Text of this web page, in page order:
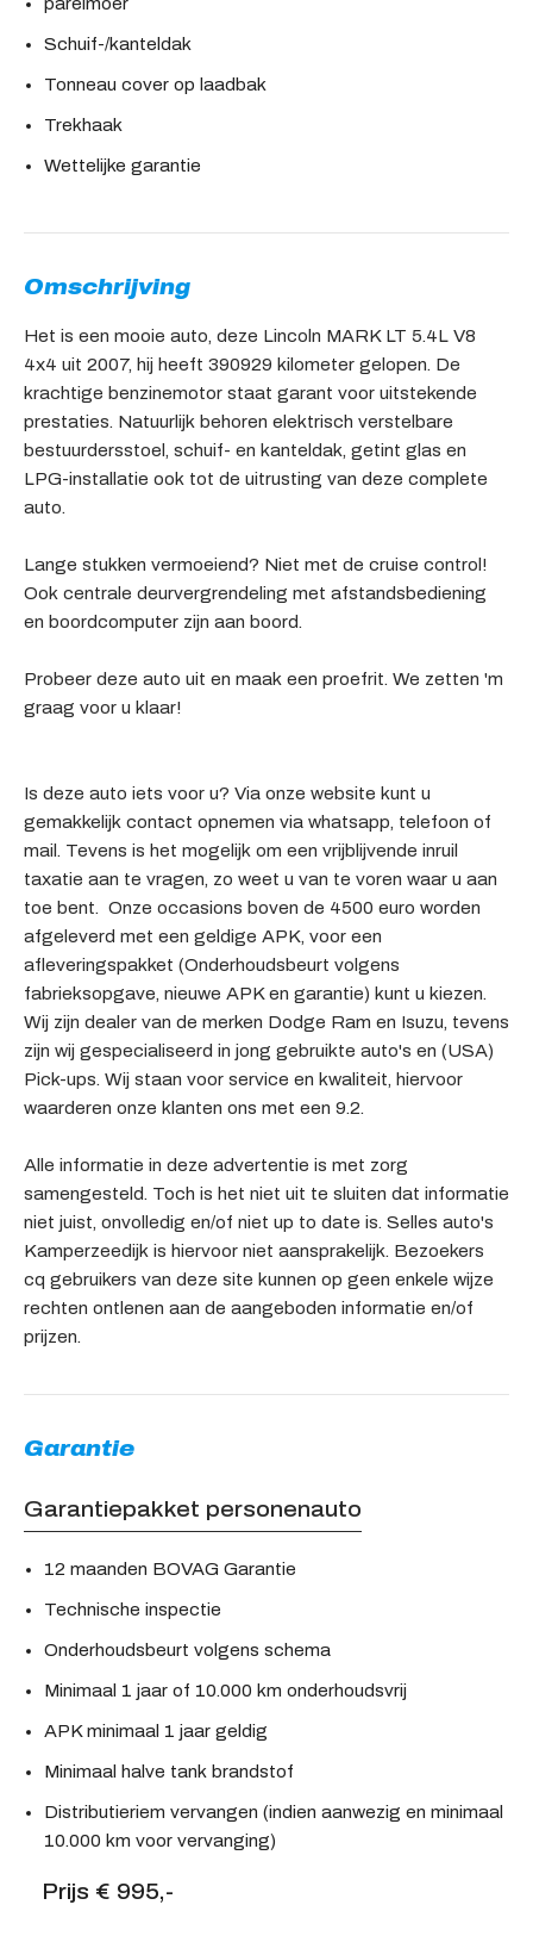
parelmoer
Schuif-/kanteldak
Tonneau cover op laadbak
Trekhaak
Wettelijke garantie
Omschrijving
Het is een mooie auto, deze Lincoln MARK LT 5.4L V8
4x4 uit 2007, hij heeft 390929 kilometer gelopen. De
krachtige benzinemotor staat garant voor uitstekende
prestaties. Natuurlijk behoren elektrisch verstelbare
bestuurdersstoel, schuif- en kanteldak, getint glas en
LPG-installatie ook tot de uitrusting van deze complete
auto.
Lange stukken vermoeiend? Niet met de cruise control!
Ook centrale deurvergrendeling met afstandsbediening
en boordcomputer zijn aan boord.
Probeer deze auto uit en maak een proefrit. We zetten 'm
graag voor u klaar!
Is deze auto iets voor u? Via onze website kunt u
gemakkelijk contact opnemen via whatsapp, telefoon of
mail. Tevens is het mogelijk om een vrijblijvende inruil
taxatie aan te vragen, zo weet u van te voren waar u aan
toe bent. Onze occasions boven de 4500 euro worden
afgeleverd met een geldige APK, voor een
afleveringspakket (Onderhoudsbeurt volgens
fabrieksopgave, nieuwe APK en garantie) kunt u kiezen.
Wij zijn dealer van de merken Dodge Ram en Isuzu, tevens
zijn wij gespecialiseerd in jong gebruikte auto's en (USA)
Pick-ups. Wij staan voor service en kwaliteit, hiervoor
waarderen onze klanten ons met een 9.2.
Alle informatie in deze advertentie is met zorg
samengesteld. Toch is het niet uit te sluiten dat informatie
niet juist, onvolledig en/of niet up to date is. Selles auto's
Kamperzeedijk is hiervoor niet aansprakelijk. Bezoekers
cq gebruikers van deze site kunnen op geen enkele wijze
rechten ontlenen aan de aangeboden informatie en/of
prijzen.
Garantie
Garantiepakket personenauto
12 maanden BOVAG Garantie
Technische inspectie
Onderhoudsbeurt volgens schema
Minimaal 1 jaar of 10.000 km onderhoudsvrij
APK minimaal 1 jaar geldig
Minimaal halve tank brandstof
Distributieriem vervangen (indien aanwezig en minimaal
10.000 km voor vervanging)
Prijs € 995,-